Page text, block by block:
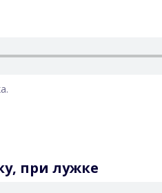
при лужке